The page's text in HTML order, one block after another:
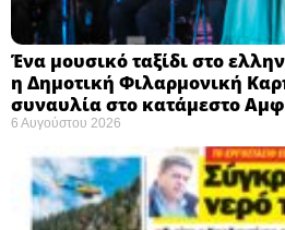
Ένα μουσικό ταξίδι στο
η Δημοτική Φιλαρμονική
συναυλία στο κατάμεστο
6 Αυγούστου 2026